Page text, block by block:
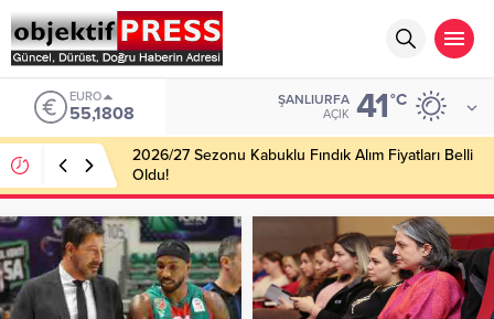
EURO
55,1808
ŞANLIURFA
AÇIK 41°C
2026/27 Sezonu Kabuklu Fındık Alım Fiyatları Belli
Oldu!